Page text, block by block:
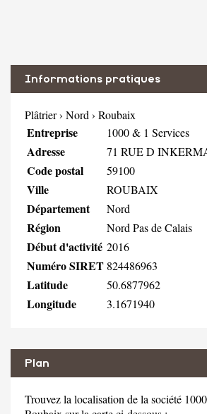
Informations pratiques
Plâtrier› Nord › Roubaix
Entreprise 1000 & 1 Services
Adresse 71 RUE D
Code postal 59100
Ville ROUBAIX
Département Nord
Région Nord Pas de Calais
Début d'activité 2016
Numéro SIRET 824486963
Latitude 50.6877962
Longitude 3.1671940
Plan
Trouvez la localisation de la société